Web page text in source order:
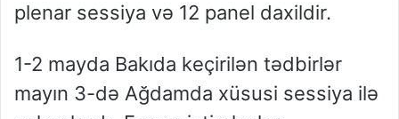
plenar sessiya və 12 panel daxildir.
1-2 mayda Bakıda keçirilən tədbirlər
mayın 3-də Ağdamda xüsusi sessiya ilə